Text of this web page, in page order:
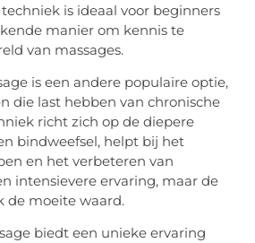
is ideaal voor beginners
manier om kennis te
van massages.
is een andere populaire optie,
die last hebben van chronische
richt zich op de diepere
bindweefsel, helpt bij het
en het verbeteren van
intensievere ervaring, maar de
de moeite waard.
biedt een unieke ervaring